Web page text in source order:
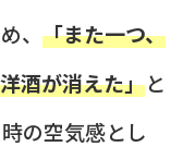
、 「また一つ、
酒が消えた」と
の空気感とし